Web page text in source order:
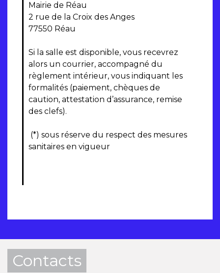
Mairie de Réau
2 rue de la Croix des Anges
77550 Réau
Si la salle est disponible, vous recevrez
alors un courrier, accompagné du
règlement intérieur, vous indiquant les
formalités (paiement, chèques de
caution, attestation d’assurance, remise
des clefs).
(*) sous réserve du respect des mesures
sanitaires en vigueur
Contacts